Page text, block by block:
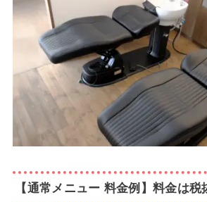
【通常メニュー 料金例】料金は